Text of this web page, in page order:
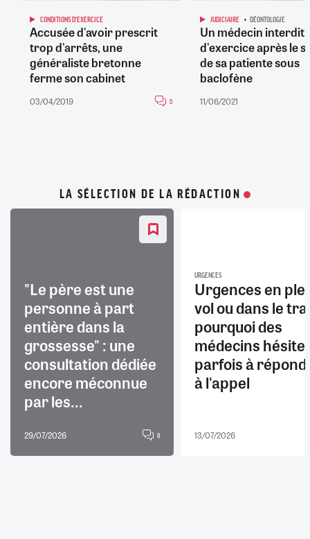
CONDITIONS D'EXERCICE
Accusée d'avoir prescrit
trop d'arrêts, une
généraliste bretonne
ferme son cabinet
03/04/2019 0
JUDICIAIRE DÉONTOLOGIE
Un médecin interdit
d'exercice après le
de sa patiente sous
baclofène
11/06/2021
LA SÉLECTION DE LA RÉDACTION
"Le père est une
personne à part
entière dans la
grossesse" : une
consultation dédiée
encore méconnue
par les...
29/07/2026 8
URGENCES
Urgences en
vol ou dans le
pourquoi des
médecins
parfois à
à l'appel
13/07/2026